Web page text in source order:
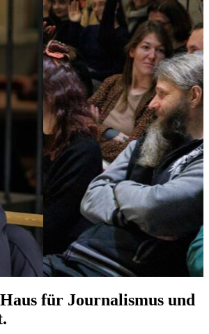
für Journalismus und